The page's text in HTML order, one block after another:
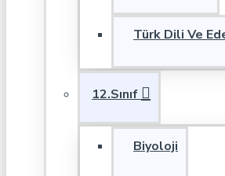
Türk Dili Ve
12.Sınıf
Biyoloji